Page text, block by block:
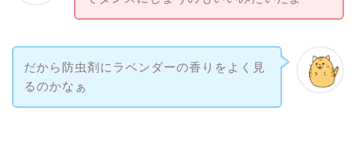
だから防虫剤にラベンダーの香りをよく見
るのかなぁ